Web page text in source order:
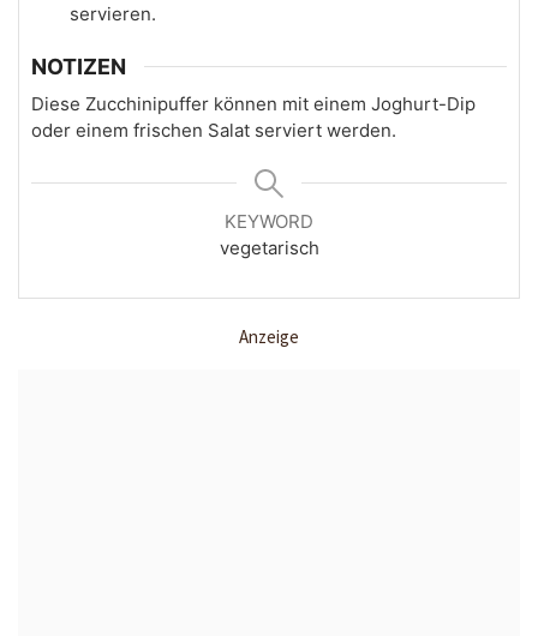
servieren.
NOTIZEN
Diese Zucchinipuffer können mit einem Joghurt-Dip
oder einem frischen Salat serviert werden.
KEYWORD
vegetarisch
Anzeige